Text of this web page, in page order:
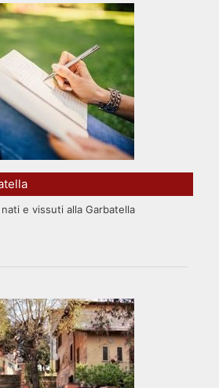
e vissuti alla Garbatella